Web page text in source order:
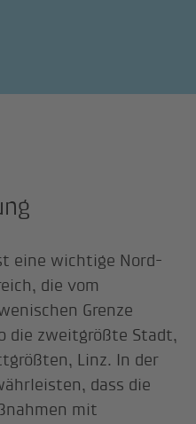
eine wichtige Nord-
die vom
Grenze
die zweitgrößte Stadt,
Linz. In der
dass die
mit